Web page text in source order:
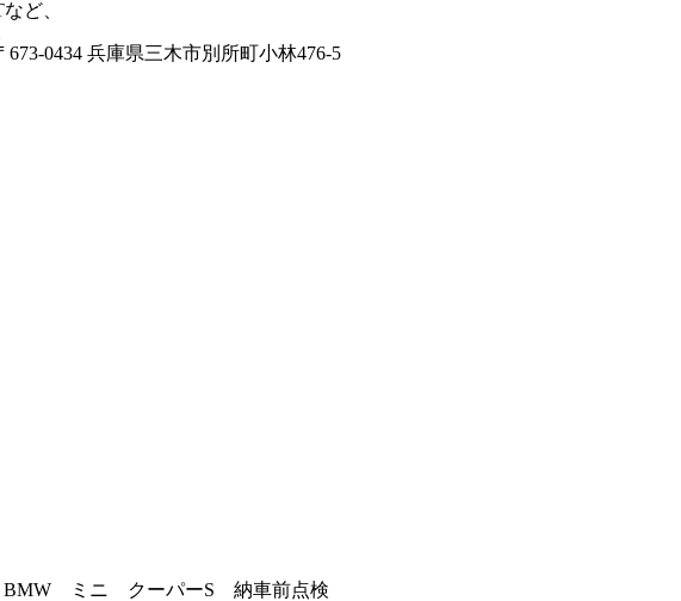
ど、
0434 兵庫県三木市別所町小林476-5
ミニ クーパーS 納車前点検